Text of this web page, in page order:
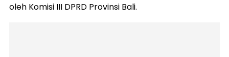
oleh Komisi III DPRD Provinsi Bali.